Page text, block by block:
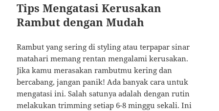
Tips Mengatasi Kerusakan
Rambut dengan Mudah
Rambut yang sering di styling atau terpapar sinar
matahari memang rentan mengalami kerusakan.
Jika kamu merasakan rambutmu kering dan
bercabang, jangan panik! Ada banyak cara untuk
mengatasi ini. Salah satunya adalah dengan rutin
melakukan trimming setiap 6-8 minggu sekali. Ini